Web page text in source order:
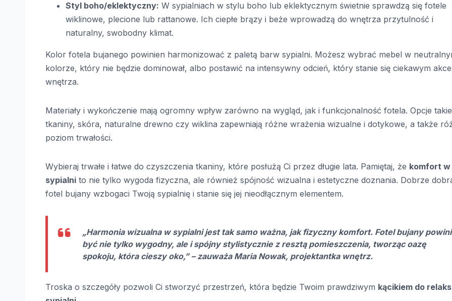
Styl boho/eklektyczny: W sypialniach w stylu boho lub eklektycznym świetnie sprawdzą się fotele
wiklinowe, plecione lub rattanowe. Ich ciepłe brązy i beże wprowadzą do wnętrza przytulność i
naturalny, swobodny klimat.
Kolor fotela bujanego powinien harmonizować z paletą barw sypialni. Możesz wybrać mebel w
kolorze, który nie będzie dominował, albo postawić na intensywny odcień, który stanie się ciekawym
wnętrza.
Materiały i wykończenie mają ogromny wpływ zarówno na wygląd, jak i funkcjonalność fotela. Opcje
tkaniny, skóra, naturalne drewno czy wiklina zapewniają różne wrażenia wizualne i dotykowe, a także
poziom trwałości.
Wybieraj trwałe i łatwe do czyszczenia tkaniny, które posłużą Ci przez długie lata. Pamiętaj, że komfort w
sypialni to nie tylko wygoda fizyczna, ale również spójność wizualna i estetyczne doznania. Dobrze
fotel bujany wzbogaci Twoją sypialnię i stanie się jej nieodłącznym elementem.
„Harmonia wizualna w sypialni jest tak samo ważna, jak fizyczny komfort. Fotel bujany
być nie tylko wygodny, ale i spójny stylistycznie z resztą pomieszczenia, tworząc oazę
spokoju, która cieszy oko,” – zauważa Maria Nowak, projektantka wnętrz.
Troska o szczegóły pozwoli Ci stworzyć przestrzeń, która będzie Twoim prawdziwym kącikiem do